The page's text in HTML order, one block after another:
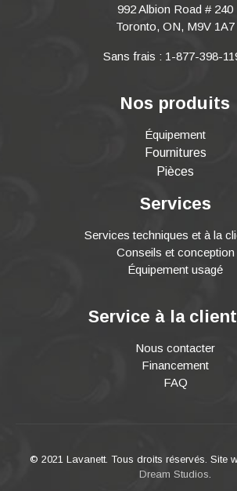
992 Albion Road # 240
Toronto, ON, M9V 1A7
Sans frais : 1-877-398-
Nos produits
Équipement
Fournitures
Pièces
Services
Services techniques et à la
Conseils et conception
Équipement usagé
Service à la
Nous contacter
Financement
FAQ
© 2021 Lavanett. Tous droits réservés. Site
Dream Studios.